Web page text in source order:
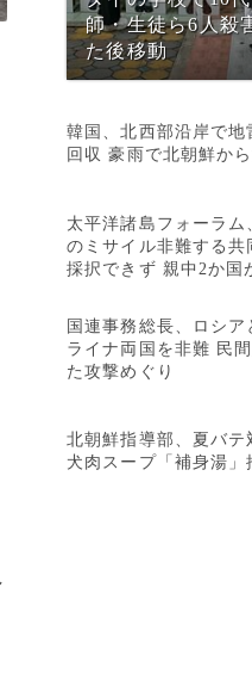
師・生徒ら6人殺
た後移動
韓国、北西部沿岸で地
回収 豪雨で北朝鮮か
太平洋諸島フォーラム
のミサイル非難する共
採択できず 親中2か国
国連事務総長、ロシア
ライナ両国を非難 民
た攻撃めぐり
北朝鮮指導部、夏バテ
犬肉スープ「補身湯」